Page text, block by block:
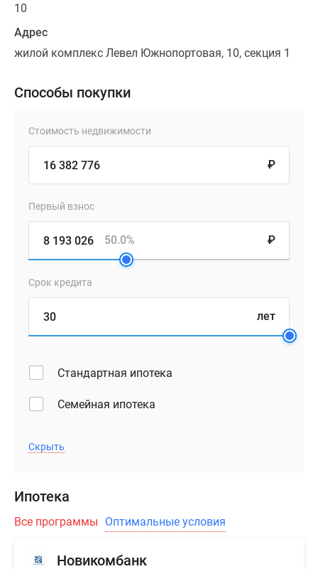
10
Адрес
жилой комплекс Левел Южнопортовая, 10, секция 1
Способы покупки
Стоимость недвижимости
₽
Первый взнос
₽
50.0%
Срок кредита
лет
Стандартная ипотека
Семейная ипотека
Скрыть
Ипотека
Все программы Оптимальные условия
Новикомбанк